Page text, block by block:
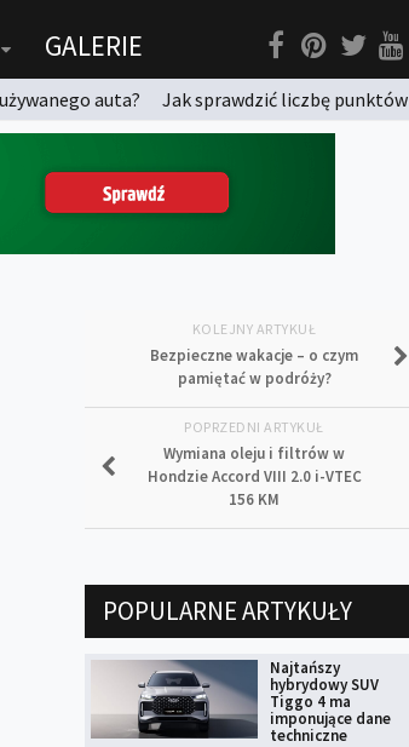
GALERIE
auta?
Jak sprawdzić liczbę punktów
KOLEJNY ARTYKUŁ
Bezpieczne wakacje – o czym
pamiętać w podróży?
POPRZEDNI ARTYKUŁ
Wymiana oleju i filtrów w
Hondzie Accord VIII 2.0 i-VTEC
156 KM
POPULARNE ARTYKUŁY
Najtańszy
hybrydowy SUV
Tiggo 4 ma
imponujące dane
techniczne